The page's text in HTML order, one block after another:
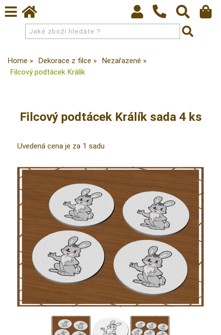
Home Dekorace z filce
Nezařazené
Filcový podtácek Králík
Filcový podtácek Králík sada 4 ks
Uvedená cena je za 1 sadu